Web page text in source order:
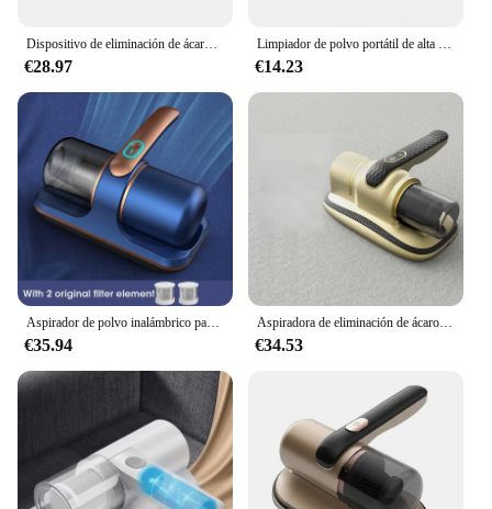
€28.97 €14.23
Aspirador de polvo inalámbrico para colchón, aspirador potente de mano para cama, almohada, ropa, sofá, 12KPa, UV, nuevo
€35.94
Aspiradora de eliminación de ácaros UV recargable por USB, eliminador de ácaros con vibración de alta frecuencia, inalámbrica, de mano, para el hogar
€34.53